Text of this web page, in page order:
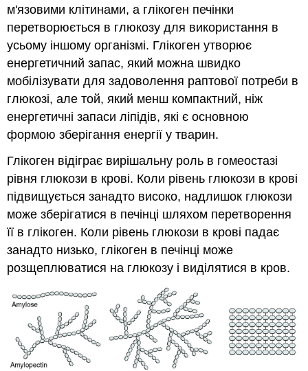
м'язовими клітинами, а глікоген печінки
перетворюється в глюкозу для використання в
усьому іншому організмі. Глікоген утворює
енергетичний запас, який можна швидко
мобілізувати для задоволення раптової потреби в
глюкозі, але той, який менш компактний, ніж
енергетичні запаси ліпідів, які є основною
формою зберігання енергії у тварин.
Глікоген відіграє вирішальну роль в гомеостазі
рівня глюкози в крові. Коли рівень глюкози в крові
підвищується занадто високо, надлишок глюкози
може зберігатися в печінці шляхом перетворення
її в глікоген. Коли рівень глюкози в крові падає
занадто низько, глікоген в печінці може
розщеплюватися на глюкозу і виділятися в кров.